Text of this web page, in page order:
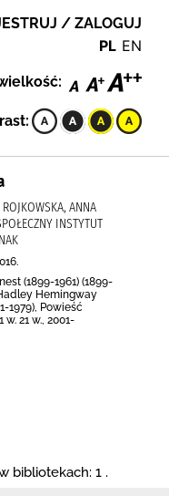
/ ZALOGUJ
PL EN
ANNA
INSTYTUT
(1899-1961) (1899-
Hemingway
1979), Powieść
21 w., 2001-
bibliotekach: 1 .